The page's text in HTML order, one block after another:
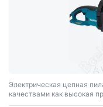
Электрическая цепная
качествами как высокая